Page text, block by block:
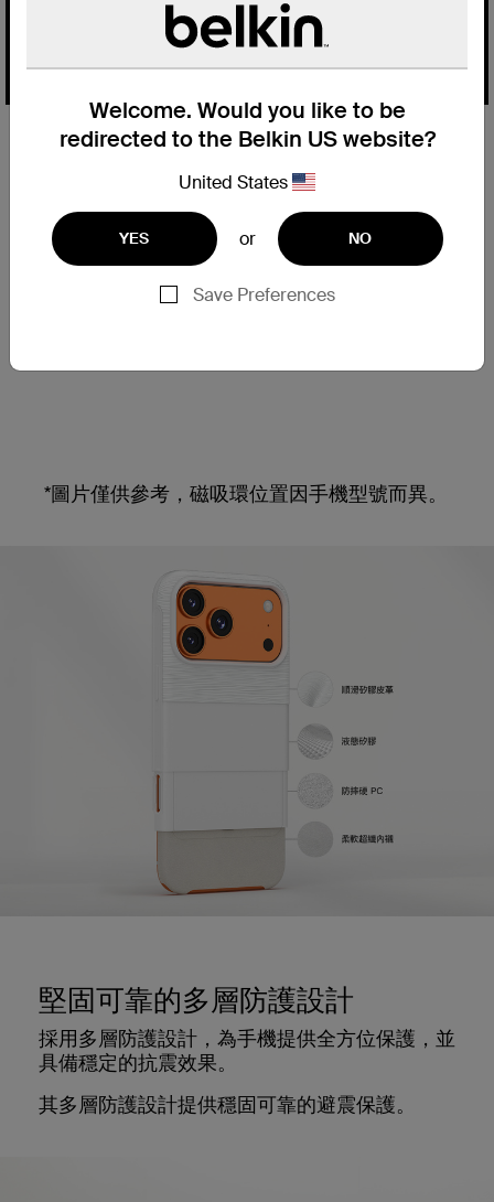
Welcome. Would you like to be
redirected to the Belkin US website?
United States
YES or NO
Save Preferences
高達 10N (牛頓) 的強力磁吸環設
採用特別設計的釹磁鐵，精準對位，穩固不偏
移。
*圖片僅供參考，磁吸環位置因手機型號而異。
堅固可靠的多層防護設計
採用多層防護設計，為手機提供全方位保護，並
具備穩定的抗震效果。
其多層防護設計提供穩固可靠的避震保護。